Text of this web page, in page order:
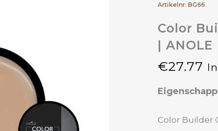
Artikelnr: BG66
Color
| ANOLE
€27.77
Color Builder